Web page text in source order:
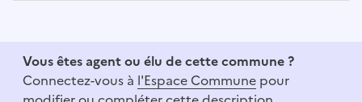
Vous êtes agent ou élu de cette commune ?
Connectez-vous à l'Espace Commune pour